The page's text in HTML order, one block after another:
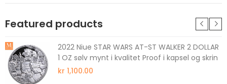
Featured products
2022 Niue STAR WARS AT-ST WALKER 2 DOLLAR
1 OZ sølv mynt i kvalitet Proof i kapsel og skrin
kr 1,100.00